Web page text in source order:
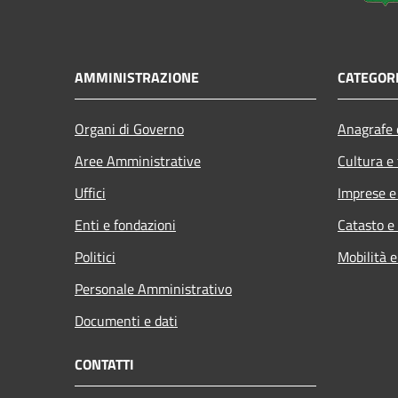
AMMINISTRAZIONE
Organi di Governo
Aree Amministrative
Uffici
Enti e fondazioni
Politici
Personale Amministrativo
Documenti e dati
Cultura
Imprese
Catasto
Mobilità
CONTATTI